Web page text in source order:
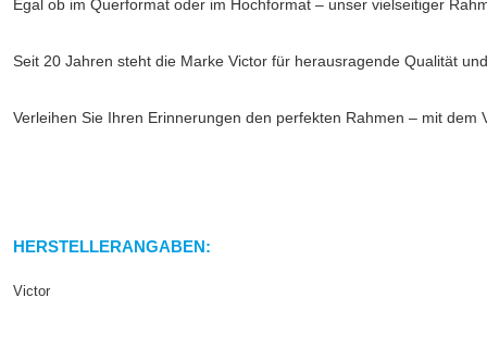
Egal ob im Querformat oder im Hochformat – unser vielseitiger
Seit 20 Jahren steht die Marke Victor für herausragende Qualität
Verleihen Sie Ihren Erinnerungen den perfekten Rahmen – mit
HERSTELLERANGABEN:
Victor